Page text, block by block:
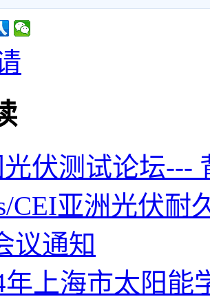
光伏测试论坛---
CEI亚洲光伏耐
议通知
年上海市太阳能